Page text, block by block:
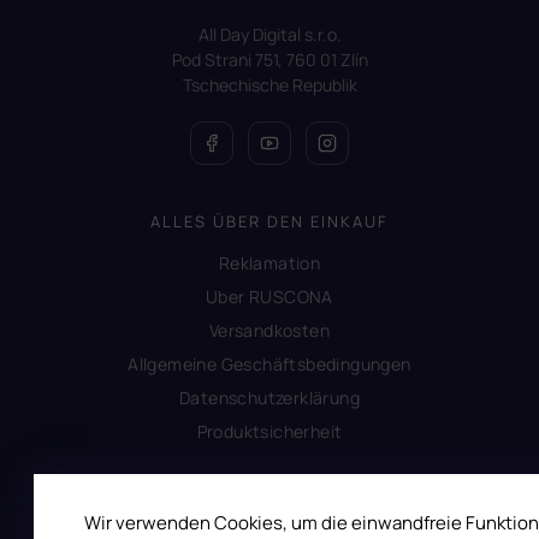
Wir verwenden Cookies, um die einwandfreie
All Day Digital s.r.o.
Pod Strani 751, 760 01 Zlín
Tschechische Republik
ALLES ÜBER DEN EINKAUF
Reklamation
Uber RUSCONA
Versandkosten
Allgemeine Geschäftsbedingungen
Datenschutzerklärung
Produktsicherheit